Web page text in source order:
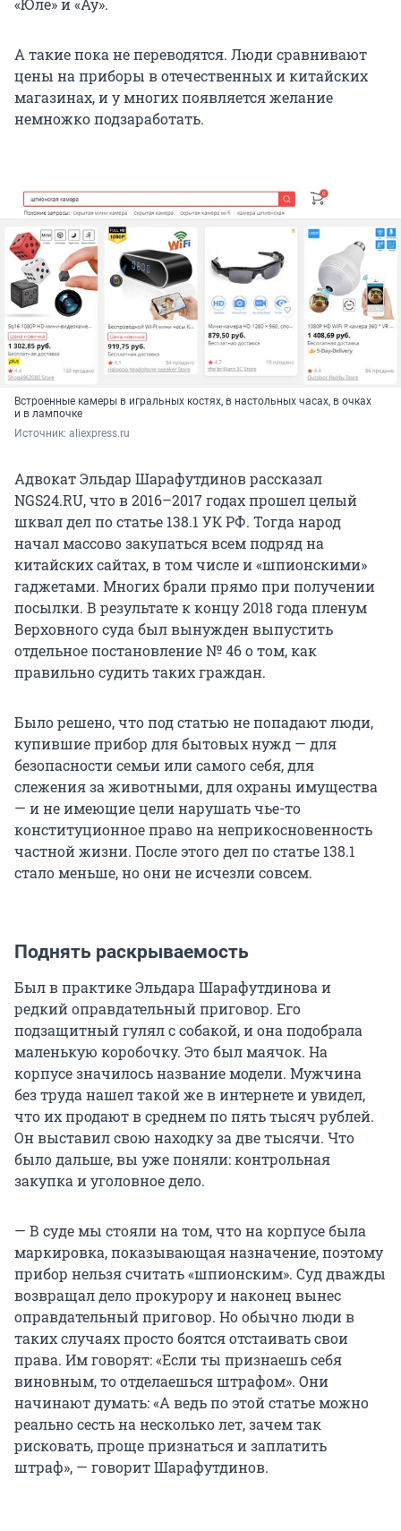
«Юле» и «Ау».
А такие пока не переводятся. Люди сравнивают
цены на приборы в отечественных и китайских
магазинах, и у многих появляется желание
немножко подзаработать.
Встроенные камеры в игральных костях, в настольных часах, в очках
и в лампочке
Источник: aliexpress.ru
Адвокат Эльдар Шарафутдинов рассказал
NGS24.RU, что в 2016–2017 годах прошел целый
шквал дел по статье 138.1 УК РФ. Тогда народ
начал массово закупаться всем подряд на
китайских сайтах, в том числе и «шпионскими»
гаджетами. Многих брали прямо при получении
посылки. В результате к концу 2018 года пленум
Верховного суда был вынужден выпустить
отдельное постановление № 46 о том, как
правильно судить таких граждан.
Было решено, что под статью не попадают люди,
купившие прибор для бытовых нужд — для
безопасности семьи или самого себя, для
слежения за животными, для охраны имущества
— и не имеющие цели нарушать чье-то
конституционное право на неприкосновенность
частной жизни. После этого дел по статье 138.1
стало меньше, но они не исчезли совсем.
Поднять раскрываемость
Был в практике Эльдара Шарафутдинова и
редкий оправдательный приговор. Его
подзащитный гулял с собакой, и она подобрала
маленькую коробочку. Это был маячок. На
корпусе значилось название модели. Мужчина
без труда нашел такой же в интернете и увидел,
что их продают в среднем по пять тысяч рублей.
Он выставил свою находку за две тысячи. Что
было дальше, вы уже поняли: контрольная
закупка и уголовное дело.
— В суде мы стояли на том, что на корпусе была
маркировка, показывающая назначение, поэтому
прибор нельзя считать «шпионским». Суд дважды
возвращал дело прокурору и наконец вынес
оправдательный приговор. Но обычно люди в
таких случаях просто боятся отстаивать свои
права. Им говорят: «Если ты признаешь себя
виновным, то отделаешься штрафом». Они
начинают думать: «А ведь по этой статье можно
реально сесть на несколько лет, зачем так
рисковать, проще признаться и заплатить
штраф», — говорит Шарафутдинов.